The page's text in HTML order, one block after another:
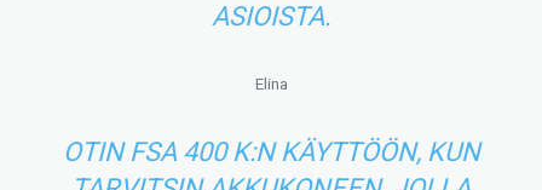
ASIOISTA.
Elina
OTIN FSA 400 K:N KÄYTTÖÖN, KUN